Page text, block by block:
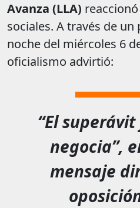
Avanza (LLA)
sociales. A través de
noche del miércoles 6
oficialismo advirtió:
“El
negocia”,
mensaje